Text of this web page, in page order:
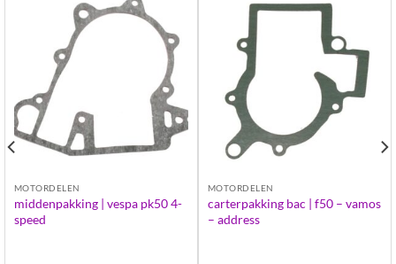
MOTORDELEN
middenpakking | vespa pk50 4-
speed
MOTORDELEN
carterpakking bac | f50 – vamos
– address